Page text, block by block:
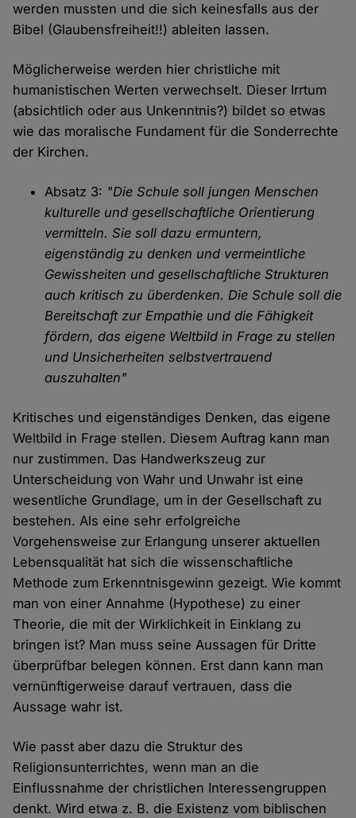
werden mussten und die sich keinesfalls aus der
Bibel (Glaubensfreiheit!!) ableiten lassen.
Möglicherweise werden hier christliche mit
humanistischen Werten verwechselt. Dieser Irrtum
(absichtlich oder aus Unkenntnis?) bildet so etwas
wie das moralische Fundament für die Sonderrechte
der Kirchen.
Absatz 3: "Die Schule soll jungen Menschen
kulturelle und gesellschaftliche Orientierung
vermitteln. Sie soll dazu ermuntern,
eigenständig zu denken und vermeintliche
Gewissheiten und gesellschaftliche Strukturen
auch kritisch zu überdenken. Die Schule soll die
Bereitschaft zur Empathie und die Fähigkeit
fördern, das eigene Weltbild in Frage zu stellen
und Unsicherheiten selbstvertrauend
auszuhalten"
Kritisches und eigenständiges Denken, das eigene
Weltbild in Frage stellen. Diesem Auftrag kann man
nur zustimmen. Das Handwerkszeug zur
Unterscheidung von Wahr und Unwahr ist eine
wesentliche Grundlage, um in der Gesellschaft zu
bestehen. Als eine sehr erfolgreiche
Vorgehensweise zur Erlangung unserer aktuellen
Lebensqualität hat sich die wissenschaftliche
Methode zum Erkenntnisgewinn gezeigt. Wie kommt
man von einer Annahme (Hypothese) zu einer
Theorie, die mit der Wirklichkeit in Einklang zu
bringen ist? Man muss seine Aussagen für Dritte
überprüfbar belegen können. Erst dann kann man
vernünftigerweise darauf vertrauen, dass die
Aussage wahr ist.
Wie passt aber dazu die Struktur des
Religionsunterrichtes, wenn man an die
Einflussnahme der christlichen Interessengruppen
denkt. Wird etwa z. B. die Existenz vom biblischen